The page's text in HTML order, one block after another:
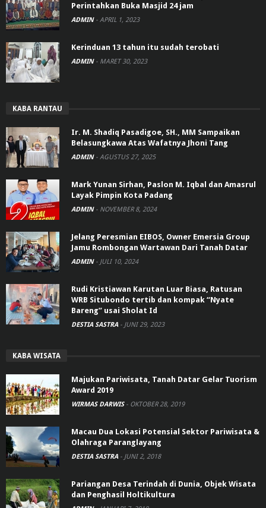
Perintahkan Buka Masjid 24 jam
ADMIN - APRIL 1, 2023
Kerinduan 13 tahun itu sudah terobati
ADMIN - MARET 30, 2023
KABA RANTAU
Ir. M. Shadiq Pasadigoe, SH., MM Sampaikan
Belasungkawa Atas Wafatnya Jhoni Tang
ADMIN - AGUSTUS 27, 2025
Mark Yunan Sirhan, Paslon M. Iqbal dan Amasrul
Layak Pimpin Kota Padang
ADMIN - NOVEMBER 8, 2024
Jelang Peresmian EIBOS, Owner Emersia Group
Jamu Rombongan Wartawan Dari Tanah Datar
ADMIN - JULI 10, 2024
Rudi Kristiawan Karutan Luar Biasa, Ratusan
WRB Situbondo tertib dan kompak “Nyate
Bareng” usai Sholat Id
DESTIA SASTRA - JUNI 29, 2023
KABA WISATA
Majukan Pariwisata, Tanah Datar Gelar Tuorism
Award 2019
WIRMAS DARWIS - OKTOBER 28, 2019
Macau Dua Lokasi Potensial Sektor Pariwisata &
Olahraga Paranglayang
DESTIA SASTRA - JUNI 2, 2018
Pariangan Desa Terindah di Dunia, Objek Wisata
dan Penghasil Holtikultura